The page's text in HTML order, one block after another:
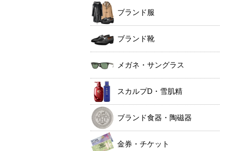
ブランド服
ブランド靴
メガネ・サングラス
スカルプD・雪肌精
ブランド食器・陶磁器
金券・チケット